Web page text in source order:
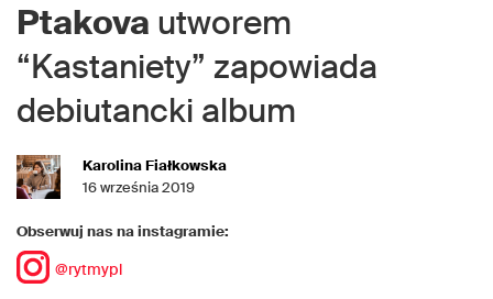
Ptakova utworem
“Kastaniety” zapowiada
debiutancki album
Karolina Fiałkowska
16 września 2019
Obserwuj nas na instagramie:
@rytmypl